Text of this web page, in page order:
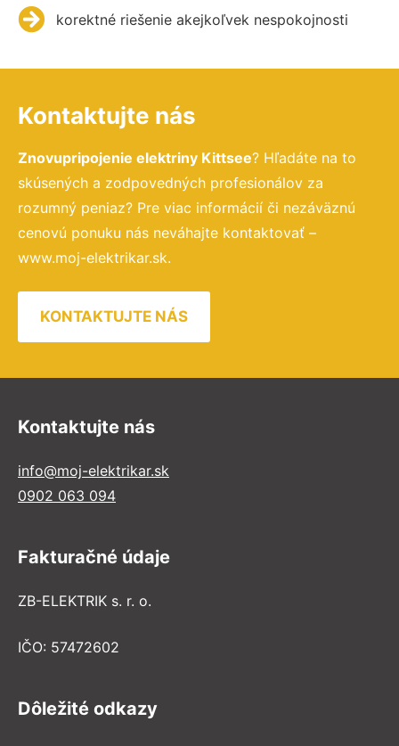
korektné riešenie akejkoľvek nespokojnosti
Kontaktujte nás
Znovupripojenie elektriny Kittsee? Hľadáte na to
skúsených a zodpovedných profesionálov za
rozumný peniaz? Pre viac informácií či nezáväznú
cenovú ponuku nás neváhajte kontaktovať –
www.moj-elektrikar.sk.
KONTAKTUJTE NÁS
Kontaktujte nás
info@moj-elektrikar.sk
0902 063 094
Fakturačné údaje
ZB-ELEKTRIK s. r. o.
IČO: 57472602
Dôležité odkazy